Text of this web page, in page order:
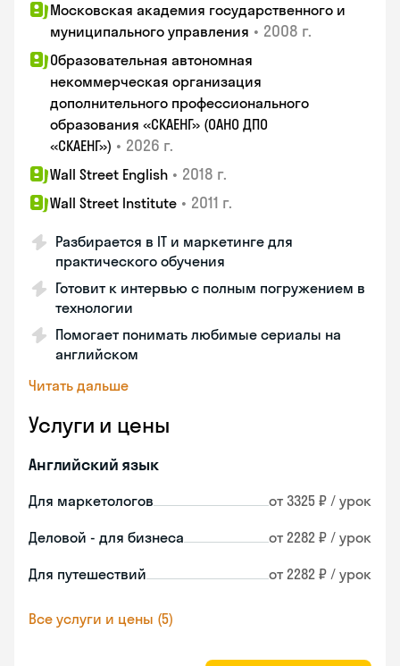
Московская академия государственного и
муниципального управления • 2008 г.
Образовательная автономная
некоммерческая организация
дополнительного профессионального
образования «СКАЕНГ» (ОАНО ДПО
«СКАЕНГ») • 2026 г.
Wall Street English • 2018 г.
Wall Street Institute • 2011 г.
Разбирается в IT и маркетинге для
практического обучения
Готовит к интервью с полным погружением в
технологии
Помогает понимать любимые сериалы на
английском
Читать дальше
Услуги и цены
Английский язык
Для маркетологов от 3325 ₽ / урок
Деловой - для бизнеса от 2282 ₽ / урок
Для путешествий от 2282 ₽ / урок
Все услуги и цены (5)